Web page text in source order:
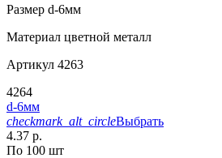
Размер d-6мм
Материал цветной металл
Артикул 4263
4264
d-6мм
checkmark_alt_circleВыбрать
4.37 р.
По 100 шт